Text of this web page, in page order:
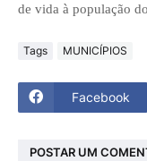
de vida à população
Tags MUNICÍPIOS
Facebook
POSTAR UM